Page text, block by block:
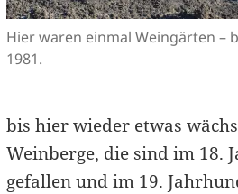
Hier waren einmal Weingärten –
1981.
bis hier wieder etwas
Weinberge, die sind im 18.
gefallen und im 19.